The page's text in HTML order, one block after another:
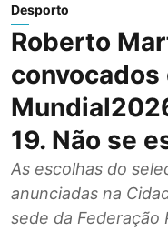
Desporto
Roberto
convocados
19. Não se
As escolhas do
anunciadas na
sede da Federação